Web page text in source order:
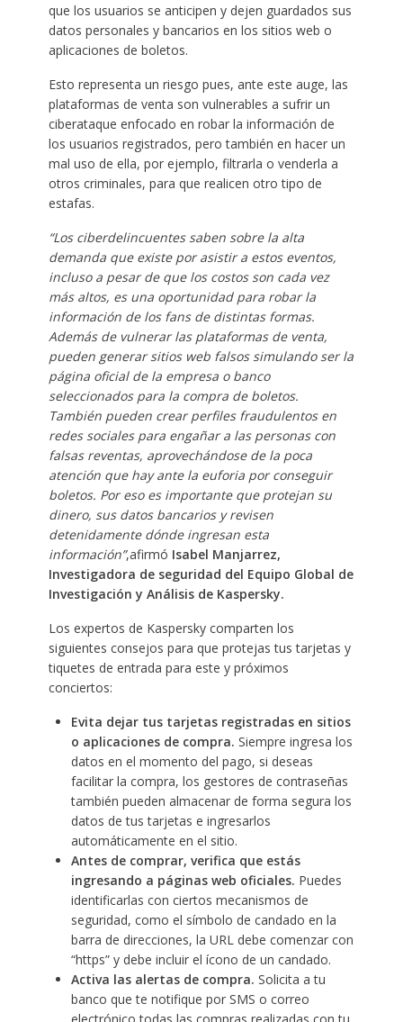
que los usuarios se anticipen y dejen guardados sus
datos personales y bancarios en los sitios web o
aplicaciones de boletos.
Esto representa un riesgo pues, ante este auge, las
plataformas de venta son vulnerables a sufrir un
ciberataque enfocado en robar la información de
los usuarios registrados, pero también en hacer un
mal uso de ella, por ejemplo, filtrarla o venderla a
otros criminales, para que realicen otro tipo de
estafas.
“Los ciberdelincuentes saben sobre la alta
demanda que existe por asistir a estos eventos,
incluso a pesar de que los costos son cada vez
más altos, es una oportunidad para robar la
información de los fans de distintas formas.
Además de vulnerar las plataformas de venta,
pueden generar sitios web falsos simulando ser la
página oficial de la empresa o banco
seleccionados para la compra de boletos.
También pueden crear perfiles fraudulentos en
redes sociales para engañar a las personas con
falsas reventas, aprovechándose de la poca
atención que hay ante la euforia por conseguir
boletos. Por eso es importante que protejan su
dinero, sus datos bancarios y revisen
detenidamente dónde ingresan esta
información”,afirmó Isabel Manjarrez,
Investigadora de seguridad del Equipo Global de
Investigación y Análisis de Kaspersky.
Los expertos de Kaspersky comparten los
siguientes consejos para que protejas tus tarjetas y
tiquetes de entrada para este y próximos
conciertos:
Evita dejar tus tarjetas registradas en sitios
o aplicaciones de compra. Siempre ingresa los
datos en el momento del pago, si deseas
facilitar la compra, los gestores de contraseñas
también pueden almacenar de forma segura los
datos de tus tarjetas e ingresarlos
automáticamente en el sitio.
Antes de comprar, verifica que estás
ingresando a páginas web oficiales. Puedes
identificarlas con ciertos mecanismos de
seguridad, como el símbolo de candado en la
barra de direcciones, la URL debe comenzar con
“https” y debe incluir el ícono de un candado.
Activa las alertas de compra. Solicita a tu
banco que te notifique por SMS o correo